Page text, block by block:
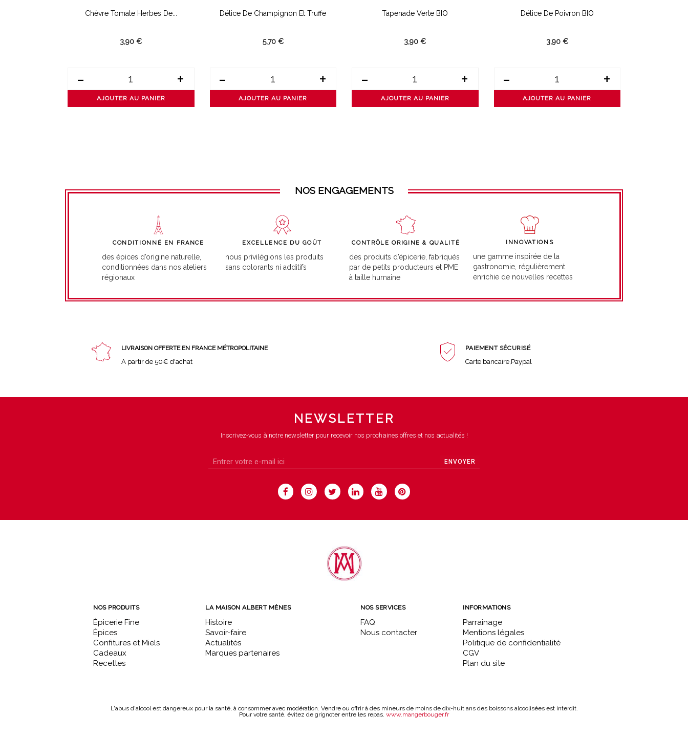
Chèvre Tomate Herbes De...
3,90 €
- +
AJOUTER AU PANIER
Délice De Champignon Et Truffe
5,70 €
- +
AJOUTER AU PANIER
Tapenade Verte BIO
3,90 €
- +
AJOUTER AU PANIER
Délice De Poivron BIO
3,90 €
- +
AJOUTER AU PANIER
NOS ENGAGEMENTS
CONDITIONNÉ EN FRANCE
des épices d’origine naturelle,
conditionnées dans nos ateliers
régionaux
EXCELLENCE DU GOÛT
nous privilégions les produits
sans colorants ni additifs
CONTRÔLE ORIGINE & QUALITÉ
des produits d’épicerie, fabriqués
par de petits producteurs et PME
à taille humaine
INNOVATIONS
une gamme inspirée de la
gastronomie, régulièrement
enrichie de nouvelles recettes
LIVRAISON OFFERTE EN FRANCE MÉTROPOLITAINE
A partir de 50€ d'achat
PAIEMENT SÉCURISÉ
Carte bancaire,Paypal
NEWSLETTER
Inscrivez-vous à notre newsletter pour recevoir nos prochaines offres et nos actualités !
ENVOYER
NOS PRODUITS
Épicerie Fine
Épices
Confitures et Miels
Cadeaux
Recettes
LA MAISON ALBERT MÈNES
Histoire
Savoir-faire
Actualités
Marques partenaires
NOS SERVICES
FAQ
Nous contacter
INFORMATIONS
Parrainage
Mentions légales
Politique de confidentialité
CGV
Plan du site
L'abus d'alcool est dangereux pour la santé, à consommer avec modération. Vendre ou offrir à des mineurs de moins de dix-huit ans des boissons alcoolisées est interdit.
Pour votre santé, évitez de grignoter entre les repas. www.mangerbouger.fr